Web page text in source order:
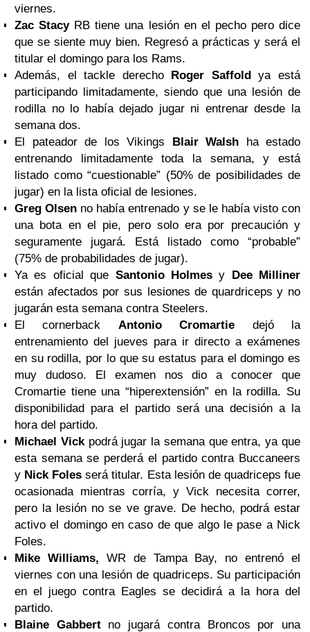
viernes.
Zac StacyRB tiene una lesión en el pecho pero dice
que se siente muy bien. Regresó a prácticas y será el
titular el domingo para los Rams.
Además, el tackle derecho Roger Saffoldya está
participando limitadamente, siendo que una lesión de
rodilla no lo había dejado jugar ni entrenar desde la
semana dos.
El pateador de los Vikings Blair Walsh ha estado
entrenando limitadamente toda la semana, y está
listado como “cuestionable” (50% de posibilidades de
jugar) en la lista oficial de lesiones.
Greg Olsen no había entrenado y se le había visto con
una bota en el pie, pero solo era por precaución y
seguramente jugará. Está listado como “probable”
(75% de probabilidades de jugar).
Ya es oficial que Santonio Holmesy Dee Milliner
están afectados por sus lesiones de quardriceps y no
jugarán esta semana contra Steelers.
El cornerback Antonio Cromartie dejó la
entrenamiento del jueves para ir directo a exámenes
en su rodilla, por lo que su estatus para el domingo es
muy dudoso. El examen nos dio a conocer que
Cromartie tiene una “hiperextensión” en la rodilla. Su
disponibilidad para el partido será una decisión a la
hora del partido.
Michael Vickpodrá jugar la semana que entra, ya que
esta semana se perderá el partido contra Buccaneers
y Nick Foles será titular. Esta lesión de quadriceps fue
ocasionada mientras corría, y Vick necesita correr,
pero la lesión no se ve grave. De hecho, podrá estar
activo el domingo en caso de que algo le pase a Nick
Foles.
Mike Williams, WR de Tampa Bay, no entrenó el
viernes con una lesión de quadriceps. Su participación
en el juego contra Eagles se decidirá a la hora del
partido.
Blaine Gabbertno jugará contra Broncos por una